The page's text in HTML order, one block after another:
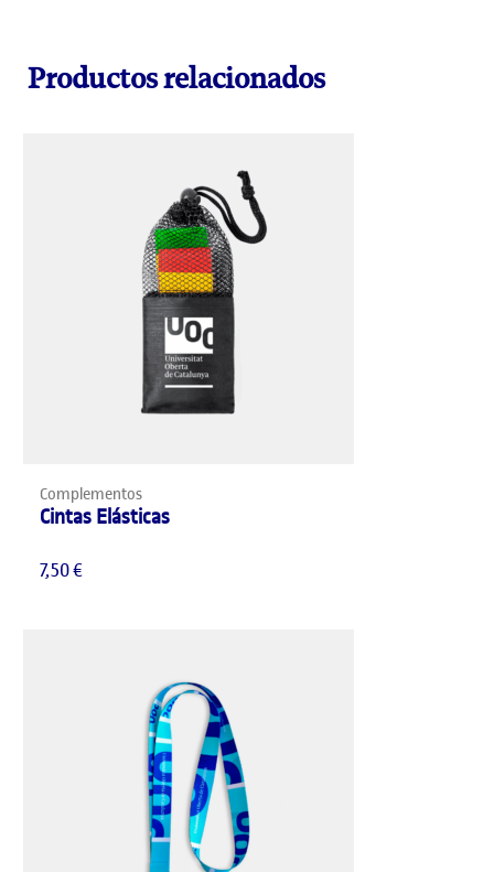
Productos relacionados
Complementos
Cintas Elásticas
7,50€